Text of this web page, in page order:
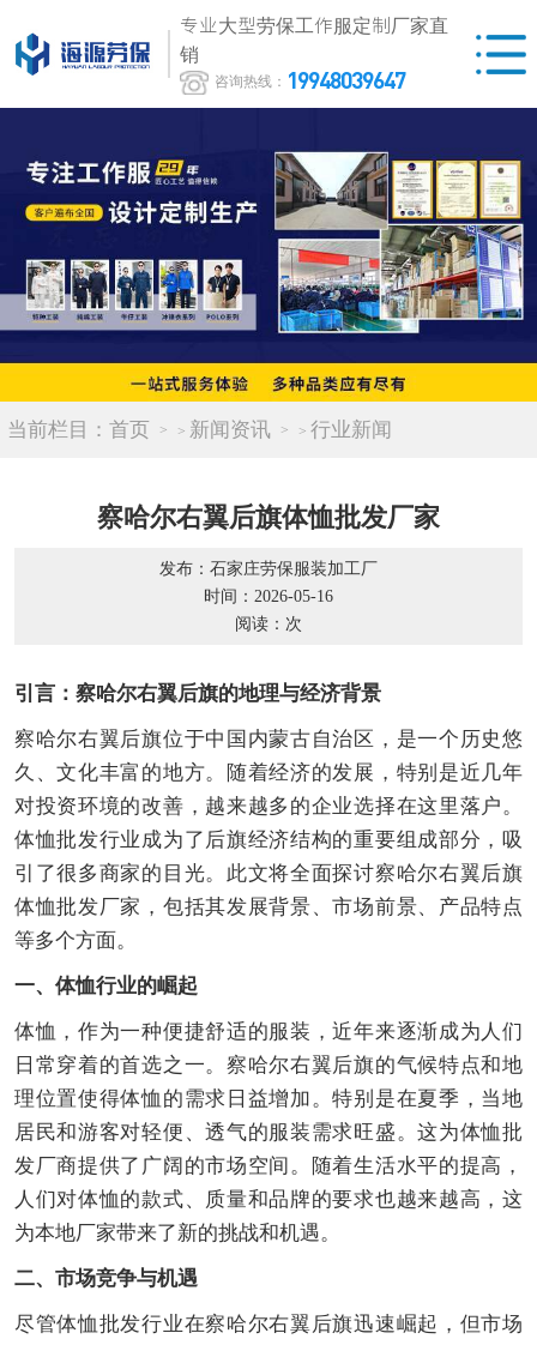
专业大型劳保工作服定制厂家直
销
咨询热线： 19948039647
当前栏目： 首页 > 新闻资讯 > 行业新闻
察哈尔右翼后旗体恤批发厂家
发布：石家庄劳保服装加工厂
时间：2026-05-16
阅读： 次
引言：察哈尔右翼后旗的地理与经济背景
察哈尔右翼后旗位于中国内蒙古自治区，是一个历史悠
久、文化丰富的地方。随着经济的发展，特别是近几年
对投资环境的改善，越来越多的企业选择在这里落户。
体恤批发行业成为了后旗经济结构的重要组成部分，吸
引了很多商家的目光。此文将全面探讨察哈尔右翼后旗
体恤批发厂家，包括其发展背景、市场前景、产品特点
等多个方面。
一、体恤行业的崛起
体恤，作为一种便捷舒适的服装，近年来逐渐成为人们
日常穿着的首选之一。察哈尔右翼后旗的气候特点和地
理位置使得体恤的需求日益增加。特别是在夏季，当地
居民和游客对轻便、透气的服装需求旺盛。这为体恤批
发厂商提供了广阔的市场空间。随着生活水平的提高，
人们对体恤的款式、质量和品牌的要求也越来越高，这
为本地厂家带来了新的挑战和机遇。
二、市场竞争与机遇
尽管体恤批发行业在察哈尔右翼后旗迅速崛起，但市场